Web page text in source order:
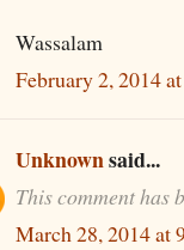
Wassalam
February 2, 2014
Unknownsaid...
This comment has
March 28, 2014 at